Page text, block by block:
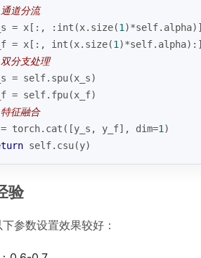
道分流
= x[:, :
int (x.size(1 )*self.alpha)]
= x[:,
int (x.size(1 )*self.alpha):]
分支处理
= self.spu(x_s)
= self.fpu(x_f)
征融合
torch.cat([y_s, y_f], dim=
1 )
self.csu(y)
验
参数设置效果较好：